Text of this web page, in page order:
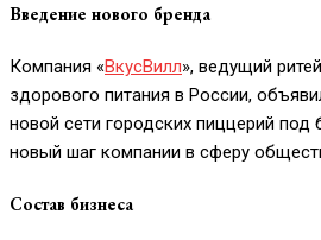
Введение нового бренда
Компания «ВкусВилл», ведущий
здорового питания в России,
новой сети городских пиццерий под
новый шаг компании в сферу
Состав бизнеса